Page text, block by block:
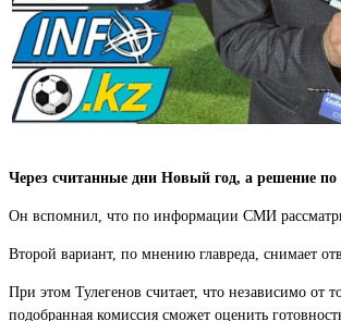
Через считанные дни Новый год, а решение по
Он вспомнил, что по информации СМИ
Второй вариант, по мнению главреда, снимает
При этом Тулегенов считает, что независимо от
подобранная комиссия сможет оценить